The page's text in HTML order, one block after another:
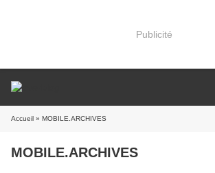
Publicité
Accueil » MOBILE.ARCHIVES
MOBILE.ARCHIVES